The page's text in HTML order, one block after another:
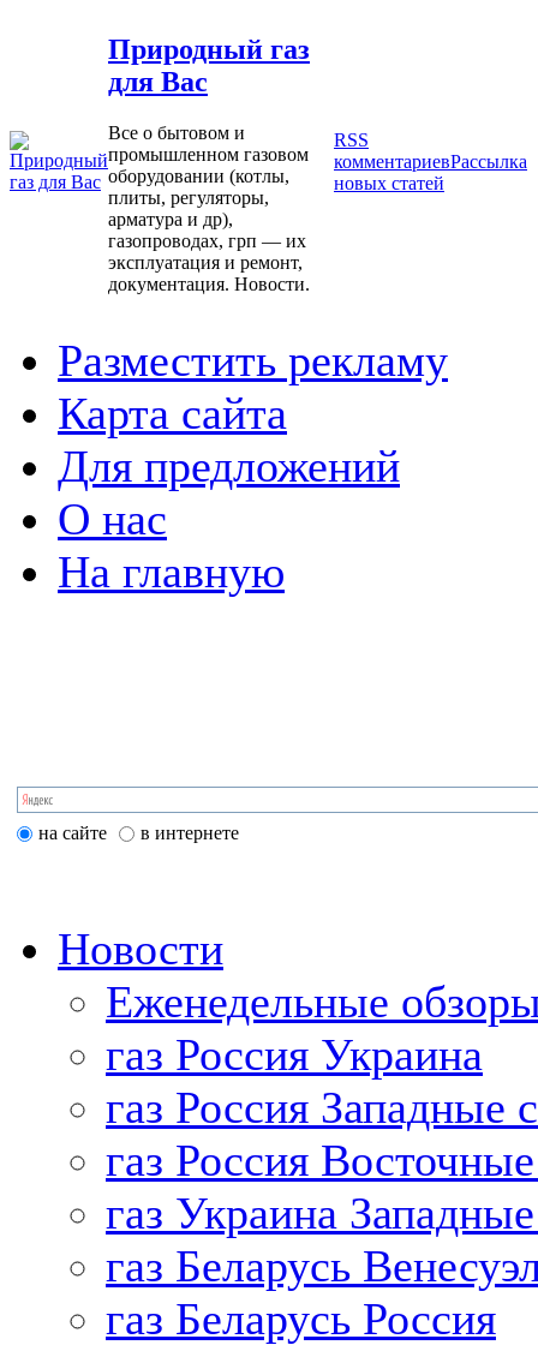
Природный газ
для Вас
Все о бытовом и
промышленном газовом
оборудовании (котлы,
плиты, регуляторы,
арматура и др),
газопроводах, грп — их
эксплуатация и ремонт,
документация. Новости.
RSS
комментариевРассылка
новых статей
Разместить рекламу
Карта сайта
Для предложений
О нас
На главную
на сайте в интернете
Новости
Еженедельные
газ Россия Украина
газ Россия Западные
газ Россия
газ Украина
газ Беларусь
газ Беларусь Россия